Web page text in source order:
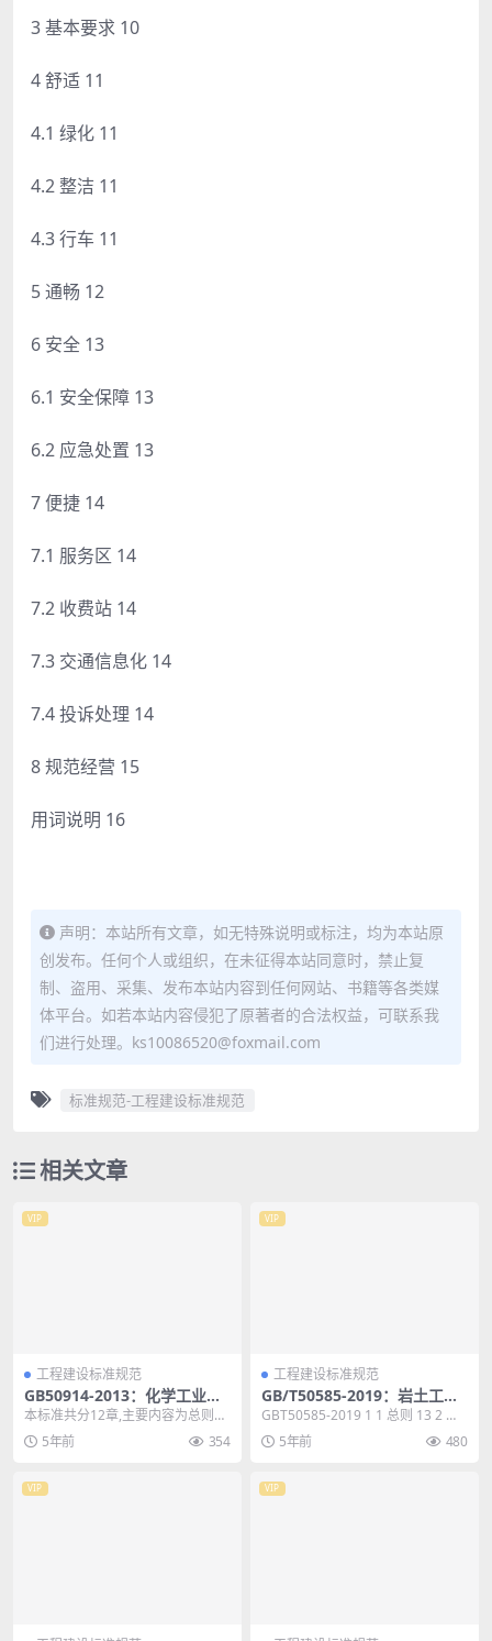
3 基本要求 10
4 舒适 11
4.1 绿化 11
4.2 整洁 11
4.3 行车 11
5 通畅 12
6 安全 13
6.1 安全保障 13
6.2 应急处置 13
7 便捷 14
7.1 服务区 14
7.2 收费站 14
7.3 交通信息化 14
7.4 投诉处理 14
8 规范经营 15
用词说明 16
声明：本站所有文章，如无特殊说明或标注，均为本站原
创发布。任何个人或组织，在未征得本站同意时，禁止复
制、盗用、采集、发布本站内容到任何网站、书籍等各类媒
体平台。如若本站内容侵犯了原著者的合法权益，可联系我
们进行处理。ks10086520@foxmail.com
标准规范-工程建设标准规范
相关文章
VIP
工程建设标准规范
GB50914-2013：化学工业建
(构)筑物抗震设防分类标准
本标准共分12章,主要内容为总则、
术语、基本规定、化工矿山建(构)筑
物、化肥生产...
5年前 354
VIP
工程建设标准规范
GB/T50585-2019：岩土工程
勘察安全标准
GBT50585-2019 1 1 总则 13 2 术
语和符号 14 2.1 术...
5年前 480
VIP VIP